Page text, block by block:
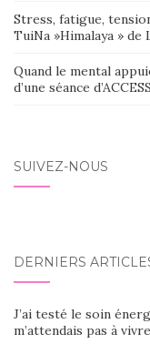
Stress, fatigue,
TuiNa »Himalaya » de
Quand le mental
d’une séance
SUIVEZ-NOUS
DERNIERS
J’ai testé le soin
m’attendais pas à